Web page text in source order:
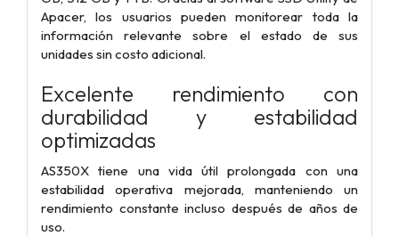
Apacer, los usuarios pueden monitorear toda la
información relevante sobre el estado de sus
unidades sin costo adicional.
Excelente rendimiento con
durabilidad y estabilidad
optimizadas
AS350X tiene una vida útil prolongada con una
estabilidad operativa mejorada, manteniendo un
rendimiento constante incluso después de años de
uso.